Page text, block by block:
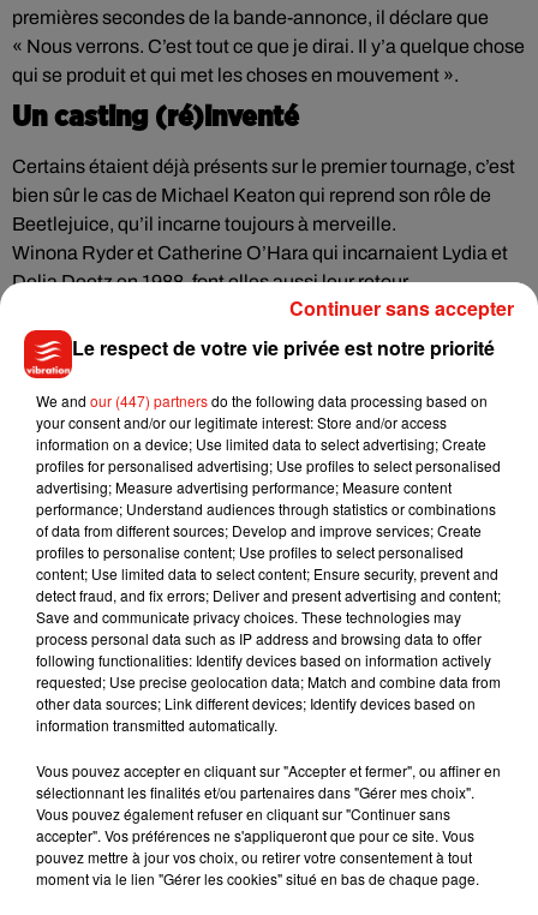
premières secondes de la bande-annonce, il déclare que
« Nous verrons. C’est tout ce que je dirai. Il y’a quelque chose
qui se produit et qui met les choses en mouvement ».
Un casting (ré)inventé
Certains étaient déjà présents sur le premier tournage, c’est
bien sûr le cas de Michael Keaton qui reprend son rôle de
Beetlejuice, qu’il incarne toujours à merveille.
Winona Ryder et Catherine O’Hara qui incarnaient Lydia et
Delia Deetz en 1988, font elles aussi leur retour.
D’autres noms, cette fois détachés du premier volet,
viennent fleurir le casting.
Jenna Ortega, qu’on a adoré dans
coréalisée par Tim Burton est bien présente, c’est même elle
qui ouvre, sans vraiment le faire exprès, le portail menant à
l’Après-vie et qui nous permet d’apercevoir Beetlejuice.
Willem Dafoe, Justin Theroux et Monica Bellucci viennent
compléter la liste des acteurs principaux présents dans la
bande-annonce.
Et si Tim Burton est bel et bien le réalisateur de cette
nouvelle œuvre, il faut noter qu’elle a été écrite par Alfred
Gough et Miles Millar, créateurs de la série Mercredi.
La place à un monde fantastique aux accents gothiques est
de retour, assurée par un scénario, des personnages, des
deBeetlejuice.
Musique
Le respect de votre vie privée est notre priorité
We and our (447) partnersdo the following data processing based on
your consent and/or our legitimate interest: Store and/or access
information on a device; Use limited data to select advertising; Create
profiles for personalised advertising; Use profiles to select personalised
advertising; Measure advertising performance; Measure content
performance; Understand audiences through statistics or combinations
of data from different sources; Develop and improve services; Create
profiles to personalise content; Use profiles to select personalised
content; Use limited data to select content; Ensure security, prevent and
detect fraud, and fix errors; Deliver and present advertising and content;
Save and communicate privacy choices. These technologies may
process personal data such as IP address and browsing data to offer
following functionalities: Identify devices based on information actively
requested; Use precise geolocation data; Match and combine data from
other data sources; Link different devices; Identify devices based on
information transmitted automatically.
Vous pouvez accepter en cliquant sur "Accepter et fermer", ou affiner en
sélectionnant les finalités et/ou partenaires dans "Gérer mes choix".
Vous pouvez également refuser en cliquant sur "Continuer sans
accepter". Vos préférences ne s'appliqueront que pour ce site. Vous
pouvez mettre à jour vos choix, ou retirer votre consentement à tout
moment via le lien "Gérer les cookies" situé en bas de chaque page.
Continuer sans accepter